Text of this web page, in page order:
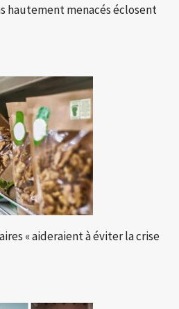
hautement menacés éclosent
« aideraient à éviter la crise